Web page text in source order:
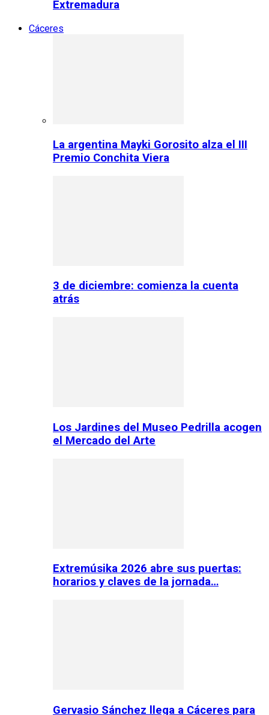
Extremadura
Cáceres
La argentina Mayki Gorosito alza el III
Premio Conchita Viera
3 de diciembre: comienza la cuenta
atrás
Los Jardines del Museo Pedrilla acogen
el Mercado del Arte
Extremúsika 2026 abre sus puertas:
horarios y claves de la jornada…
Gervasio Sánchez llega a Cáceres para